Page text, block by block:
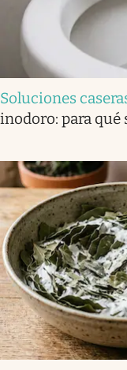
Soluciones
inodoro: para